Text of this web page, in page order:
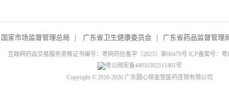
国家市场监督管理总局 广东省卫生健康委员会 广东省药品监督管理
互联网药品交易服务资格证书编号：粤网药信备字〔2025〕第00470号 ICP备案号：
粤
粤公网安备44010302111401号
Copyright © 2010-2026 广东圆心恒金堂医药连锁有限公司